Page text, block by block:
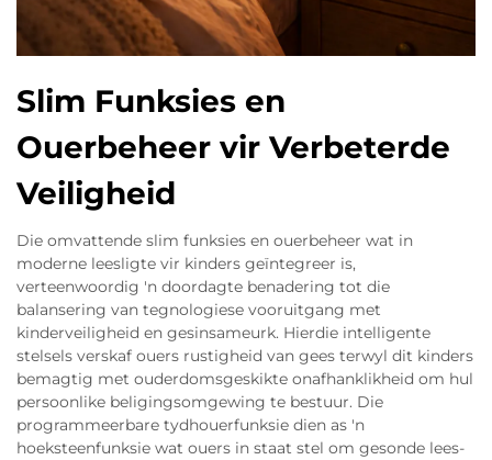
Slim Funksies en
Ouerbeheer vir Verbeterde
Veiligheid
Die omvattende slim funksies en ouerbeheer wat in
moderne leesligte vir kinders geïntegreer is,
verteenwoordig 'n doordagte benadering tot die
balansering van tegnologiese vooruitgang met
kinderveiligheid en gesinsameurk. Hierdie intelligente
stelsels verskaf ouers rustigheid van gees terwyl dit kinders
bemagtig met ouderdomsgeskikte onafhanklikheid om hul
persoonlike beligingsomgewing te bestuur. Die
programmeerbare tydhouerfunksie dien as 'n
hoeksteenfunksie wat ouers in staat stel om gesonde lees-